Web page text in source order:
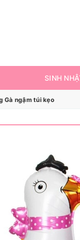
SINH
Gà ngậm túi kẹo